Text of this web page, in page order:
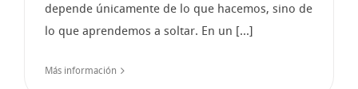
depende únicamente de lo que hacemos, sino de
lo que aprendemos a soltar. En un [...]
Más información